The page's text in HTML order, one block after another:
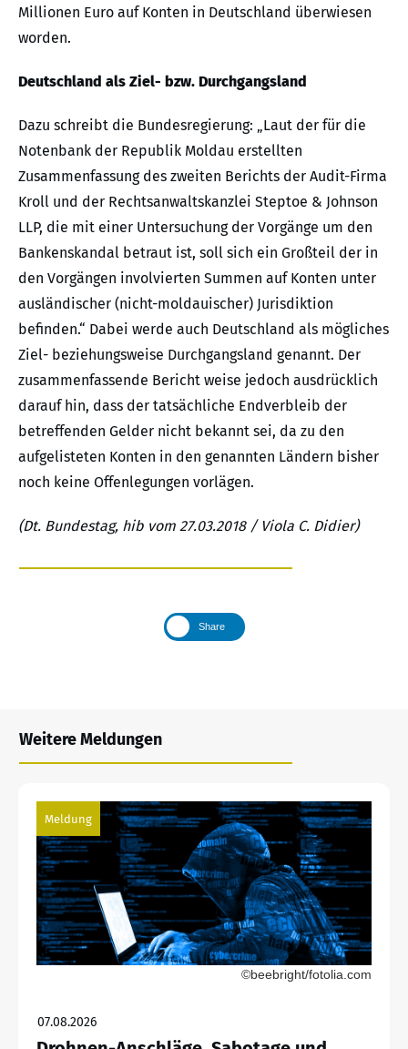
Millionen Euro auf Konten in Deutschland überwiesen
worden.
Deutschland als Ziel- bzw. Durchgangsland
Dazu schreibt die Bundesregierung: „Laut der für die
Notenbank der Republik Moldau erstellten
Zusammenfassung des zweiten Berichts der Audit-Firma
Kroll und der Rechtsanwaltskanzlei Steptoe & Johnson
LLP, die mit einer Untersuchung der Vorgänge um den
Bankenskandal betraut ist, soll sich ein Großteil der in
den Vorgängen involvierten Summen auf Konten unter
ausländischer (nicht-moldauischer) Jurisdiktion
befinden.“ Dabei werde auch Deutschland als mögliches
Ziel- beziehungsweise Durchgangsland genannt. Der
zusammenfassende Bericht weise jedoch ausdrücklich
darauf hin, dass der tatsächliche Endverbleib der
betreffenden Gelder nicht bekannt sei, da zu den
aufgelisteten Konten in den genannten Ländern bisher
noch keine Offenlegungen vorlägen.
(Dt. Bundestag, hib vom 27.03.2018 / Viola C. Didier)
Share
Weitere Meldungen
Meldung
©beebright/fotolia.com
07.08.2026